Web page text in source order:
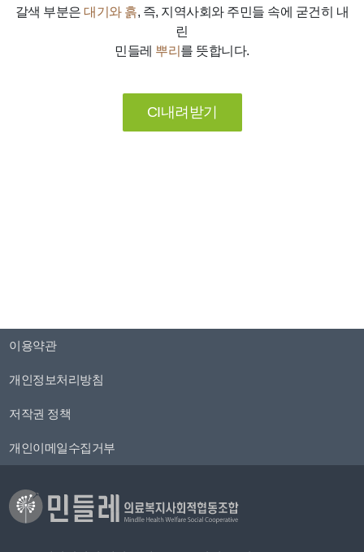
갈색 부분은대기와 흙, 즉, 지역사회와 주민들 속에 굳건히 내
린
민들레 뿌리 를 뜻합니다.
CI내려받기
이용약관
개인정보처리방침
저작권 정책
개인이메일수집거부